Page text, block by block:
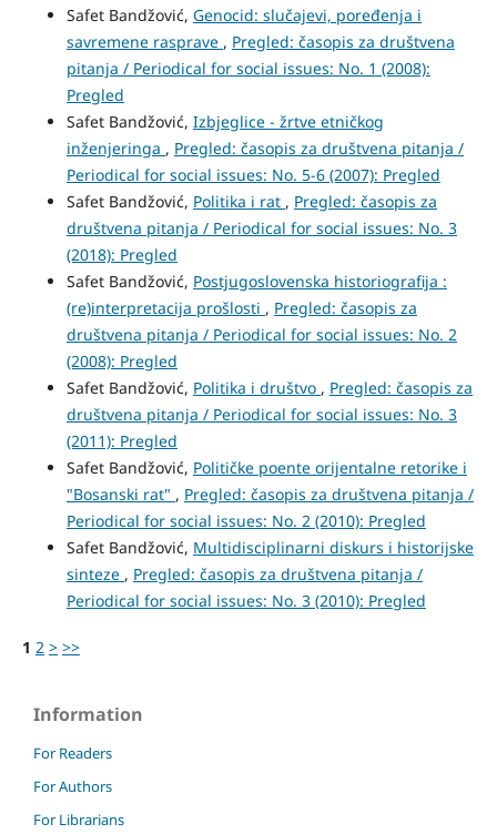
Safet Bandžović, Genocid: slučajevi, poređenja i
savremene rasprave , Pregled: časopis za društvena
pitanja / Periodical for social issues: No. 1 (2008):
Pregled
Safet Bandžović, Izbjeglice - žrtve etničkog
inženjeringa , Pregled: časopis za društvena pitanja /
Periodical for social issues: No. 5-6 (2007): Pregled
Safet Bandžović, Politika i rat , Pregled: časopis za
društvena pitanja / Periodical for social issues: No. 3
(2018): Pregled
Safet Bandžović, Postjugoslovenska historiografija :
(re)interpretacija prošlosti , Pregled: časopis za
društvena pitanja / Periodical for social issues: No. 2
(2008): Pregled
Safet Bandžović, Politika i društvo , Pregled: časopis za
društvena pitanja / Periodical for social issues: No. 3
(2011): Pregled
Safet Bandžović, Političke poente orijentalne retorike i
"Bosanski rat" , Pregled: časopis za društvena pitanja /
Periodical for social issues: No. 2 (2010): Pregled
Safet Bandžović, Multidisciplinarni diskurs i historijske
sinteze , Pregled: časopis za društvena pitanja /
Periodical for social issues: No. 3 (2010): Pregled
1 2 > >>
Information
For Readers
For Authors
For Librarians